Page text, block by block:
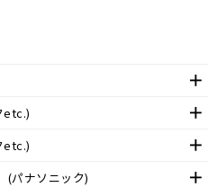
etc.)
etc.)
パナソニック)